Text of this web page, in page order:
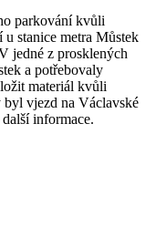
parkování kvůli
stanice metra Můstek
jedné z prosklených
a potřebovaly
materiál kvůli
byl vjezd na Václavské
informace.